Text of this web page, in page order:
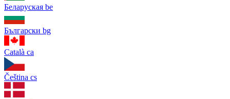
Беларуская be
Български bg
Català ca
Čeština cs